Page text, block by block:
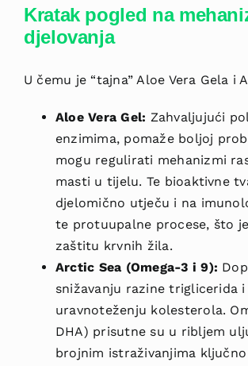
Kratak pogled na
djelovanja
U čemu je “tajna” Aloe Vera Gela i
Aloe Vera Gel: Zahvaljujući
enzimima, pomaže boljoj
mogu regulirati mehanizmi
masti u tijelu. Te bioaktivne
djelomično utječu i na
te protuupalne procese, što
zaštitu krvnih žila.
Arctic Sea (Omega-3 i 9):
snižavanju razine triglicerida i
uravnoteženju kolesterola.
DHA) prisutne su u ribljem
brojnim istraživanjima